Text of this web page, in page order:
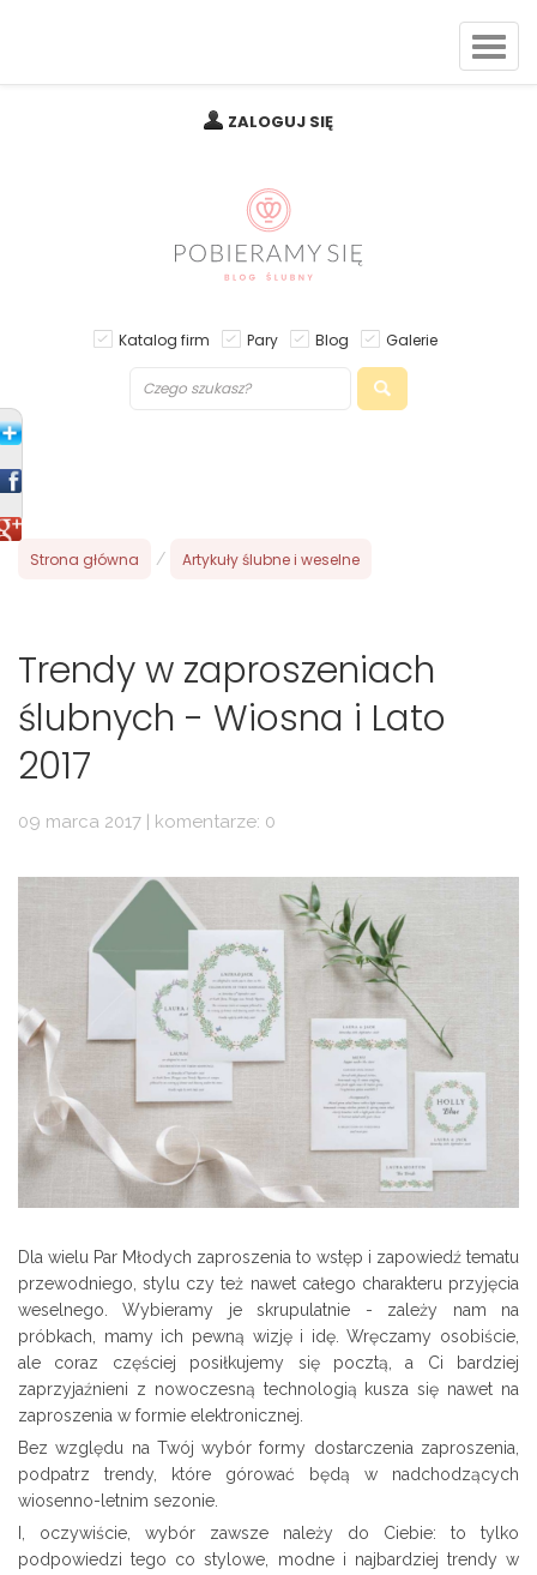
ZALOGUJ SIĘ
Katalog firm Pary Blog Galerie
Strona główna / Artykuły ślubne i weselne
Trendy w zaproszeniach
ślubnych - Wiosna i Lato
2017
09 marca 2017 | komentarze: 0
Dla wielu Par Młodych zaproszenia to wstęp i zapowiedź tematu
przewodniego, stylu czy też nawet całego charakteru przyjęcia
weselnego. Wybieramy je skrupulatnie - zależy nam na
próbkach, mamy ich pewną wizję i idę. Wręczamy osobiście,
ale coraz częściej posiłkujemy się pocztą, a Ci bardziej
zaprzyjaźnieni z nowoczesną technologią kusza się nawet na
zaproszenia w formie elektronicznej.
Bez względu na Twój wybór formy dostarczenia zaproszenia,
podpatrz trendy, które górować będą w nadchodzących
wiosenno-letnim sezonie.
I, oczywiście, wybór zawsze należy do Ciebie: to tylko
podpowiedzi tego co stylowe, modne i najbardziej trendy w